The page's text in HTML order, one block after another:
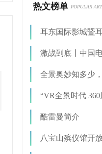
热文榜单 POPULAR
全景奥妙知多少
“VR全景时代
酷雷曼简介
八宝山殡仪馆开